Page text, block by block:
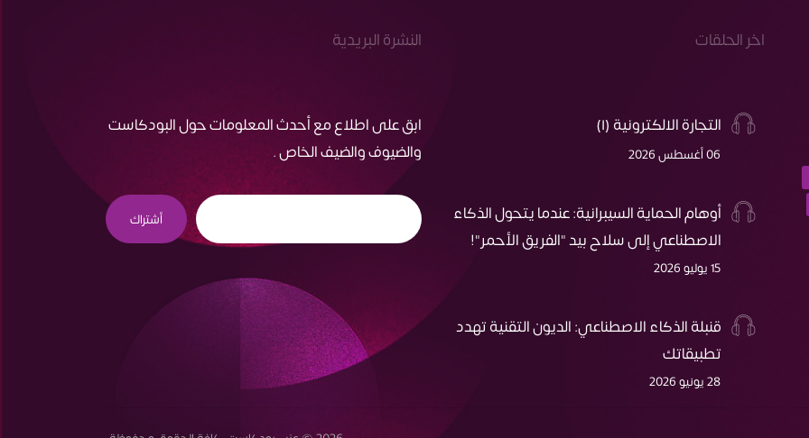
اخر الحلقات
التجارة الالكترونية (١)
06 أغسطس 2026
أوهام الحماية السيبرانية: عندما يتحول الذكاء
الاصطناعي إلى سلاح بيد "الفريق الأحمر"!
15 يوليو 2026
قنبلة الذكاء الاصطناعي: الديون التقنية تهدد
تطبيقاتك
28 يونيو 2026
النشرة البريدية
ابق على اطلاع مع أحدث المعلومات حول البودكاست
والضيوف والضيف الخاص .
أشتراك